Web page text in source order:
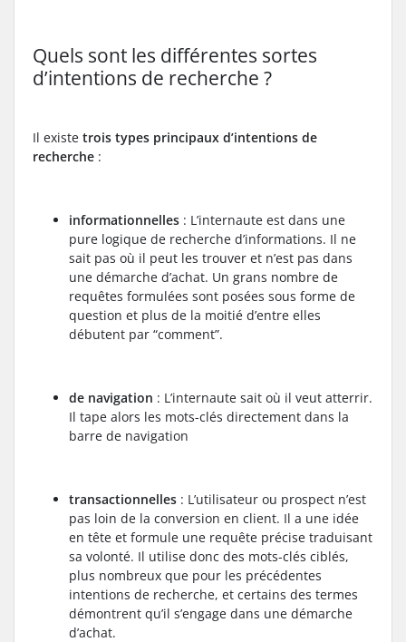
Quels sont les différentes sortes
d’intentions de recherche ?
Il existe trois types principaux d’intentions de
recherche :
informationnelles : L’internaute est dans une
pure logique de recherche d’informations. Il ne
sait pas où il peut les trouver et n’est pas dans
une démarche d’achat. Un grans nombre de
requêtes formulées sont posées sous forme de
question et plus de la moitié d’entre elles
débutent par “comment”.
de navigation : L’internaute sait où il veut atterrir.
Il tape alors les mots-clés directement dans la
barre de navigation
transactionnelles : L’utilisateur ou prospect n’est
pas loin de la conversion en client. Il a une idée
en tête et formule une requête précise traduisant
sa volonté. Il utilise donc des mots-clés ciblés,
plus nombreux que pour les précédentes
intentions de recherche, et certains des termes
démontrent qu’il s’engage dans une démarche
d’achat.